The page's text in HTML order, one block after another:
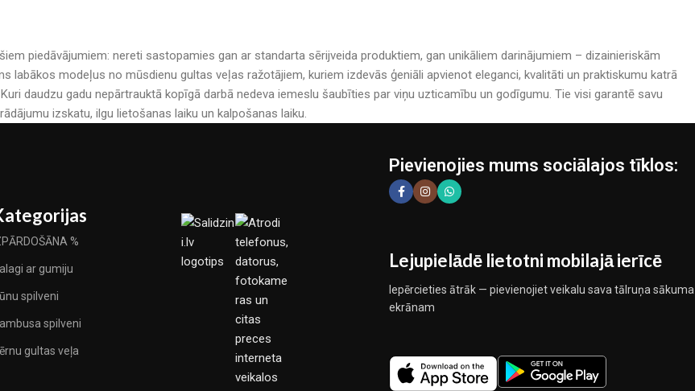
piedāvājumiem: nereti sastopamies gan ar standarta sērijveida produktiem, gan unikāliem darinājumiem – dizainieriskām
labākos modeļus no mūsdienu gultas veļas ražotājiem, kuriem izdevās ģeniāli apvienot eleganci, kvalitāti un praktiskumu katrā
daudzu gadu nepārtrauktā kopīgā darbā nedeva iemeslu šaubīties par viņu uzticamību un godīgumu. Tie visi garantē savu
izskatu, ilgu lietošanas laiku un kalpošanas laiku.
%
ar gumiju
spilveni
spilveni
gultas veļa
Pievienojies mums sociālajos tīklos:
Lejupielādē lietotni mobilajā ierīcē
Iepērcieties ātrāk — pievienojiet veikalu sava tālruņa sākuma
ekrānam